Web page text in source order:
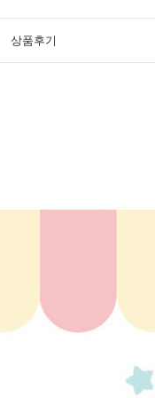
상품후기